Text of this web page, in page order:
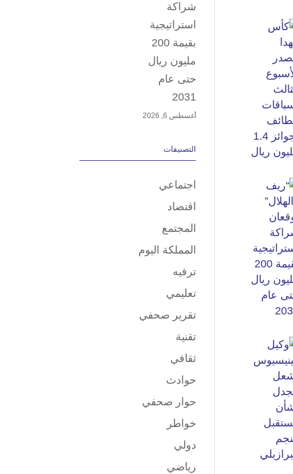
شراكة
استراتيجية
بقيمة 200
مليون ريال
حتى عام
2031
أغسطس 6, 2026
التصنيفات
اجتماعي
اقتصاد
المجتمع
المملكة اليوم
ترفيه
تعليمي
تقرير صحفي
تقنية
ثقافي
حوادث
حوار صحفي
خواطر
دولي
رياضي